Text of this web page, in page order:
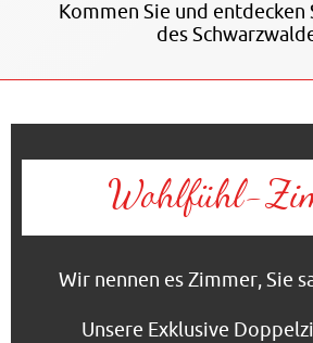
Kommen Sie und entdecken
des
Wir nennen es Zimmer, Sie
Unsere Exklusive